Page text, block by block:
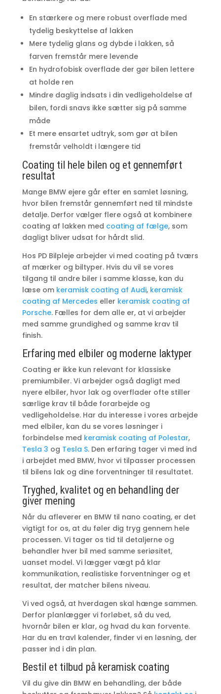
En stærkere og mere robust overflade med
tydelig beskyttelse af lakken
Mere tydelig glans og dybde i lakken, så
farven fremstår mere levende
En hydrofobisk overflade der gør bilen lettere
at holde ren
Mindre daglig indsats i din vedligeholdelse af
bilen, fordi snavs ikke sætter sig på samme
måde
Et mere ensartet udtryk, som gør at bilen
fremstår velholdt i længere tid
Coating til hele bilen og et gennemført
resultat
Mange BMW ejere går efter en samlet løsning,
hvor bilen fremstår gennemført ned til mindste
detalje. Derfor vælger flere også at kombinere
coating af lakken med coating af fælge, som
dagligt bliver udsat for hårdt slid.
Hos PD Bilpleje arbejder vi med coating på tværs
af mærker og biltyper. Hvis du vil se vores
tilgang til andre biler i samme klasse, kan du
læse om keramisk coating af Audi, keramisk
coating af Mercedes eller keramisk coating af
Porsche. Fælles for dem alle er, at vi arbejder
med samme grundighed og samme krav til
finish.
Erfaring med elbiler og moderne laktyper
Coating er ikke kun relevant for klassiske
premiumbiler. Vi arbejder også dagligt med
nyere elbiler, hvor lak og overflader ofte stiller
særlige krav til både forarbejde og
vedligeholdelse. Har du interesse i vores arbejde
med elbiler, kan du se vores løsninger i
forbindelse med keramisk coating af Polestar,
Tesla 3 og Tesla S. Den erfaring tager vi med ind
i arbejdet med BMW, hvor vi tilpasser processen
til bilens lak og dine forventninger til resultatet.
Tryghed, kvalitet og en behandling der
giver mening
Når du afleverer en BMW til nano coating, er det
vigtigt for os, at du føler dig tryg gennem hele
processen. Vi tager os tid til detaljerne og
behandler hver bil med samme seriøsitet,
uanset model. Vi lægger vægt på klar
kommunikation, realistiske forventninger og et
resultat, der matcher bilens niveau.
Vi ved også, at hverdagen skal hænge sammen.
Derfor planlægger vi forløbet, så du ved,
hvornår bilen er klar, og hvad du kan forvente.
Har du en travl kalender, finder vi en løsning, der
passer ind i din plan.
Bestil et tilbud på keramisk coating
Vil du give din BMW en behandling, der både